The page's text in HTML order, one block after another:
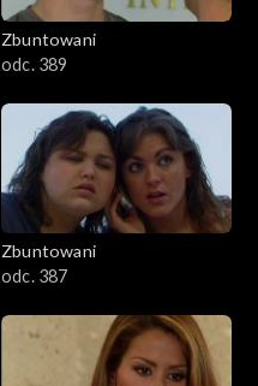
Zbuntowani
odc. 389
Zbuntowani
odc. 387